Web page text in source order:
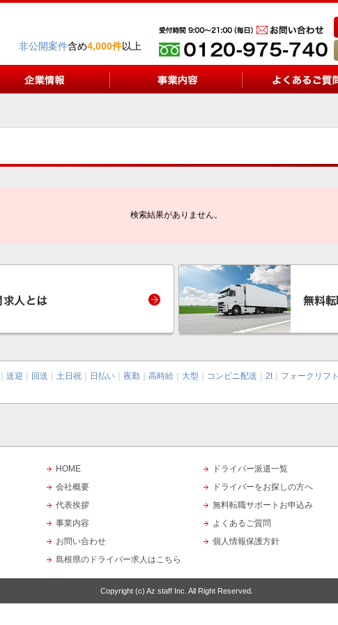
非公開案件含め4,000件以上
検索結果がありません。
送迎 回送 土日祝 日払い 夜勤 高時給 大型 コンビニ配送 2t｜ フォークリフト
HOME
会社概要
代表挨拶
事業内容
お問い合わせ
島根県のドライバー求人はこちら
ドライバー派遣一覧
ドライバーをお探しの方へ
無料転職サポートお申込み
よくあるご質問
個人情報保護方針
Copyright (c) Az staff Inc. All Right Reserved.